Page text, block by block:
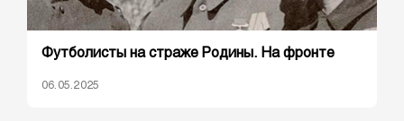
Футболисты на страже Родины. На фронте
06.05.2025